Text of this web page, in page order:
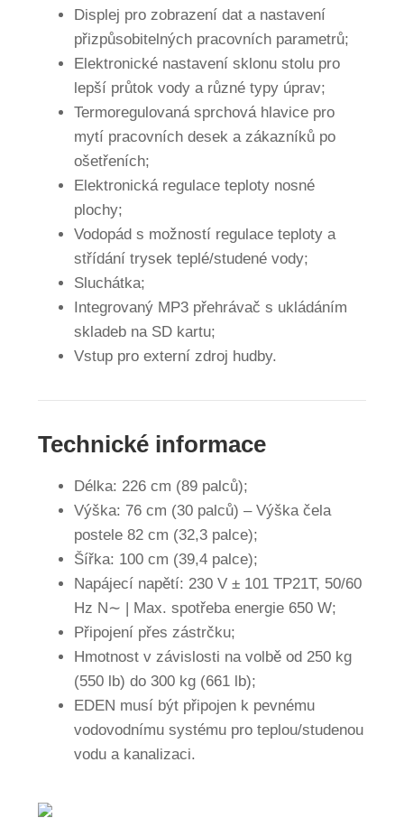
Displej pro zobrazení dat a nastavení
přizpůsobitelných pracovních parametrů;
Elektronické nastavení sklonu stolu pro
lepší průtok vody a různé typy úprav;
Termoregulovaná sprchová hlavice pro
mytí pracovních desek a zákazníků po
ošetřeních;
Elektronická regulace teploty nosné
plochy;
Vodopád s možností regulace teploty a
střídání trysek teplé/studené vody;
Sluchátka;
Integrovaný MP3 přehrávač s ukládáním
skladeb na SD kartu;
Vstup pro externí zdroj hudby.
Technické informace
Délka: 226 cm (89 palců);
Výška: 76 cm (30 palců) – Výška čela
postele 82 cm (32,3 palce);
Šířka: 100 cm (39,4 palce);
Napájecí napětí: 230 V ± 101 TP21T, 50/60
Hz N∼ | Max. spotřeba energie 650 W;
Připojení přes zástrčku;
Hmotnost v závislosti na volbě od 250 kg
(550 lb) do 300 kg (661 lb);
EDEN musí být připojen k pevnému
vodovodnímu systému pro teplou/studenou
vodu a kanalizaci.